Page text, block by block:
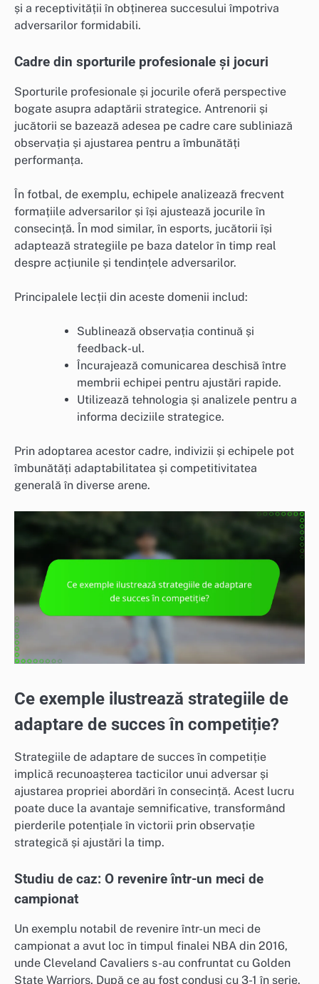
și a receptivității în obținerea succesului împotriva
adversarilor formidabili.
Cadre din sporturile profesionale și jocuri
Sporturile profesionale și jocurile oferă perspective
bogate asupra adaptării strategice. Antrenorii și
jucătorii se bazează adesea pe cadre care subliniază
observația și ajustarea pentru a îmbunătăți
performanța.
În fotbal, de exemplu, echipele analizează frecvent
formațiile adversarilor și își ajustează jocurile în
consecință. În mod similar, în esports, jucătorii își
adaptează strategiile pe baza datelor în timp real
despre acțiunile și tendințele adversarilor.
Principalele lecții din aceste domenii includ:
Sublinează observația continuă și
feedback-ul.
Încurajează comunicarea deschisă între
membrii echipei pentru ajustări rapide.
Utilizează tehnologia și analizele pentru a
informa deciziile strategice.
Prin adoptarea acestor cadre, indivizii și echipele pot
îmbunătăți adaptabilitatea și competitivitatea
generală în diverse arene.
Ce exemple ilustrează strategiile de
adaptare de succes în competiție?
Strategiile de adaptare de succes în competiție
implică recunoașterea tacticilor unui adversar și
ajustarea propriei abordări în consecință. Acest lucru
poate duce la avantaje semnificative, transformând
pierderile potențiale în victorii prin observație
strategică și ajustări la timp.
Studiu de caz: O revenire într-un meci de
campionat
Un exemplu notabil de revenire într-un meci de
campionat a avut loc în timpul finalei NBA din 2016,
unde Cleveland Cavaliers s-au confruntat cu Golden
State Warriors. După ce au fost conduși cu 3-1 în serie,